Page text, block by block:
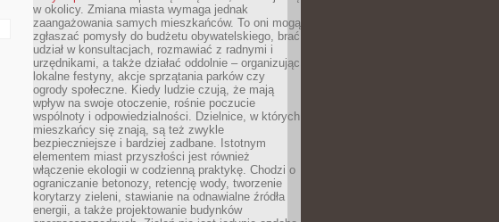
w okolicy. Zmiana miasta wymaga jednak
zaangażowania samych mieszkańców. To oni mogą
zgłaszać pomysły do budżetu obywatelskiego, brać
udział w konsultacjach, rozmawiać z radnymi i
urzędnikami, a także działać oddolnie – organizując
lokalne festyny, akcje sprzątania parków czy
ogrody społeczne. Kiedy ludzie czują, że mają
wpływ na swoje otoczenie, rośnie poczucie
wspólnoty i odpowiedzialności. Dzielnice, w których
mieszkańcy się znają, są też zwykle
bezpieczniejsze i bardziej zadbane. Istotnym
elementem miast przyszłości jest również
włączenie ekologii w codzienną praktykę. Chodzi o
ograniczanie betonozy, retencję wody, tworzenie
korytarzy zieleni, stawianie na odnawialne źródła
energii, a także projektowanie budynków